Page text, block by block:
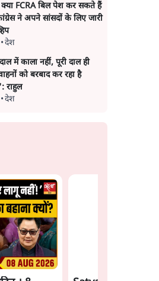
FCRA बिल पेश कर सकते हैं
ने अपने सांसदों के लिए जारी
•देश
में काला नहीं, पूरी दाल ही
को बरबाद कर रहा है
राहुल
•देश